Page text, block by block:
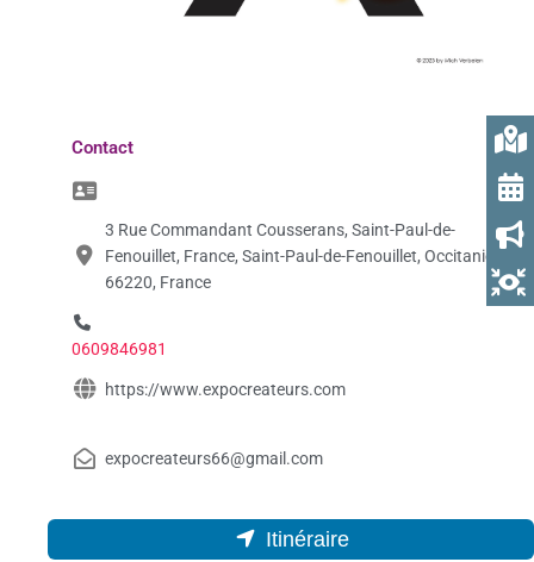
Contact
3 Rue Commandant Cousserans, Saint-Paul-de-
Fenouillet, France, Saint-Paul-de-Fenouillet, Occitanie,
66220, France
0609846981
https://www.expocreateurs.com
expocreateurs66@gmail.com
Itinéraire